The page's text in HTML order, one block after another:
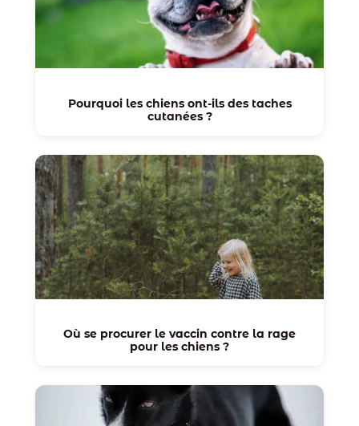
Pourquoi les chiens ont-ils des taches
cutanées ?
Où se procurer le vaccin contre la rage
pour les chiens ?